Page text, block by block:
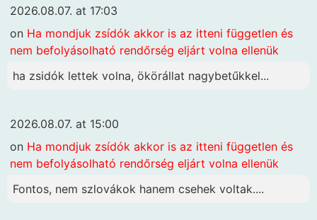
2026.08.07. at 17:03
on Ha mondjuk zsídók akkor is az itteni független és
nem befolyásolható rendőrség eljárt volna ellenük
ha zsidók lettek volna, ökörállat nagybetűkkel...
2026.08.07. at 15:00
on Ha mondjuk zsídók akkor is az itteni független és
nem befolyásolható rendőrség eljárt volna ellenük
Fontos, nem szlovákok hanem csehek voltak....